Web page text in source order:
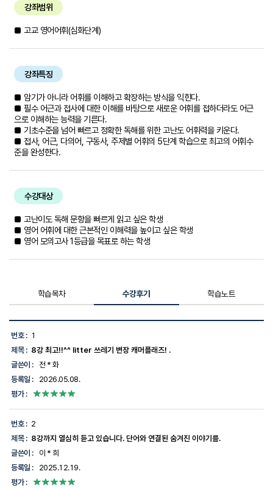
강좌범위
■ 고교 영어어휘(심화단계)
강좌특징
■ 암기가 아니라 어휘를 이해하고 확장하는 방식을 익힌다.
■ 필수 어근과 접사에 대한 이해를 바탕으로 새로운 어휘를 접하더라도 어근
으로 이해하는 능력을 기른다.
■ 기초수준을 넘어 빠르고 정확한 독해를 위한 고난도 어휘력을 키운다.
■ 접사, 어근, 다의어, 구동사, 주제별 어휘의 5단계 학습으로 최고의 어휘수
준을 완성한다.
수강대상
■ 고난이도 독해 문항을 빠르게 읽고 싶은 학생
■ 영어 어휘에 대한 근본적인 이해력을 높이고 싶은 학생
■ 영어 모의고사 1등급을 목표로 하는 학생
학습목차 수강후기 학습노트
강
후
기
목
록
번
목,
쓴
이,
록
일,
번호 : 1
제목 :
8강 최고!!^^ litter 쓰레기 변장 캐머플래즈! .
글쓴이 :
전 * 화
등록일 :
2026.05.08.
평가 :
번호 : 2
제목 : 8강까지 열심히 듣고 있습니다. 단어와 연결된 숨겨진 이야기를.
글쓴이 :
이 * 희
등록일 :
2025.12.19.
평가 :